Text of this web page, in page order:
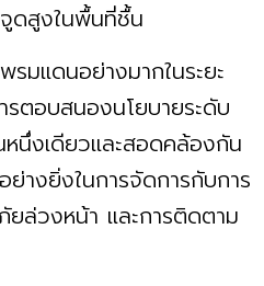
ดสูงในพื้นที่ชื้น
รมแดนอย่างมากในระยะ
ตอบสนองนโยบายระดับ
หนึ่งเดียวและสอดคล้องกัน
ย่างยิ่งในการจัดการกับการ
ยล่วงหน้า และการติดตาม